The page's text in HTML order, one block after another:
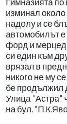
изминал
надолу и се
автомобилът
форд и
си един към
врязал в
никого не му
бе продължил
Улица "Астра"
на бул.